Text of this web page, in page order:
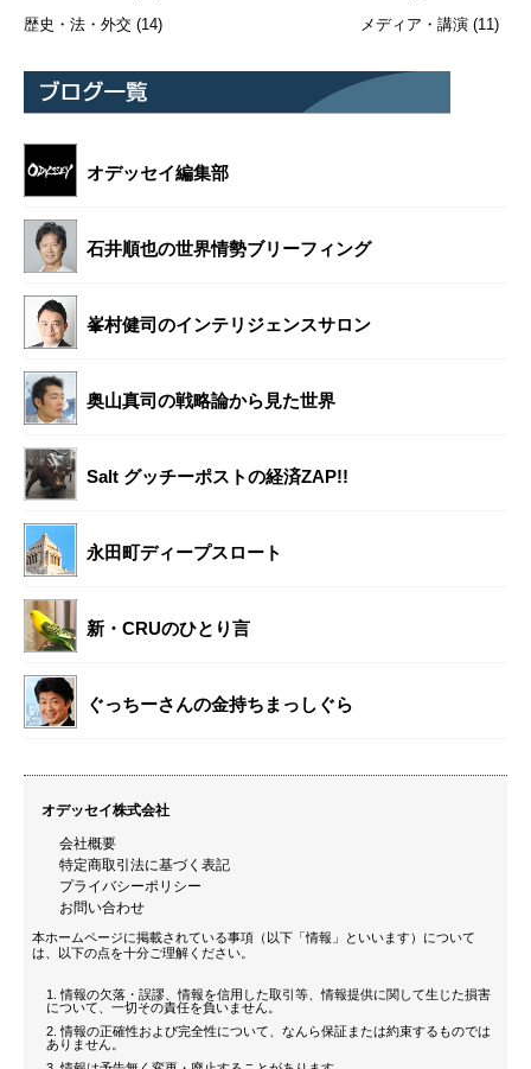
歴史・法・外交 (14)
メディア・講演 (11)
オデッセイ編集部
石井順也の世界情勢ブリーフィング
峯村健司のインテリジェンスサロン
奥山真司の戦略論から見た世界
Salt グッチーポストの経済ZAP!!
永田町ディープスロート
新・CRUのひとり言
ぐっちーさんの金持ちまっしぐら
オデッセイ株式会社
会社概要
特定商取引法に基づく表記
プライバシーポリシー
お問い合わせ
本ホームページに掲載されている事項（以下「情報」といいます）について
は、以下の点を十分ご理解ください。
情報の欠落・誤謬、情報を信用した取引等、情報提供に関して生じた損害
について、一切その責任を負いません。
情報の正確性および完全性について、なんら保証または約束するものでは
ありません。